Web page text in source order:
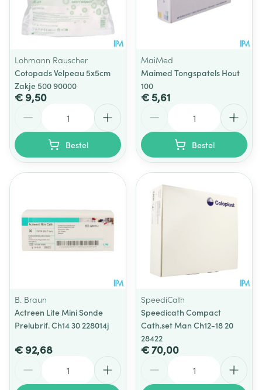
Lohmann Rauscher
Cotopads Velpeau 5x5cm
Zakje 500 90000
€ 9,50
Bestel
MaiMed
Maimed Tongspatels Hout
100
€ 5,61
Bestel
B. Braun
Actreen Lite Mini Sonde
Prelubrif. Ch14 30 228014j
€ 92,68
SpeediCath
Speedicath Compact
Cath.set Man Ch12-18 20
28422
€ 70,00